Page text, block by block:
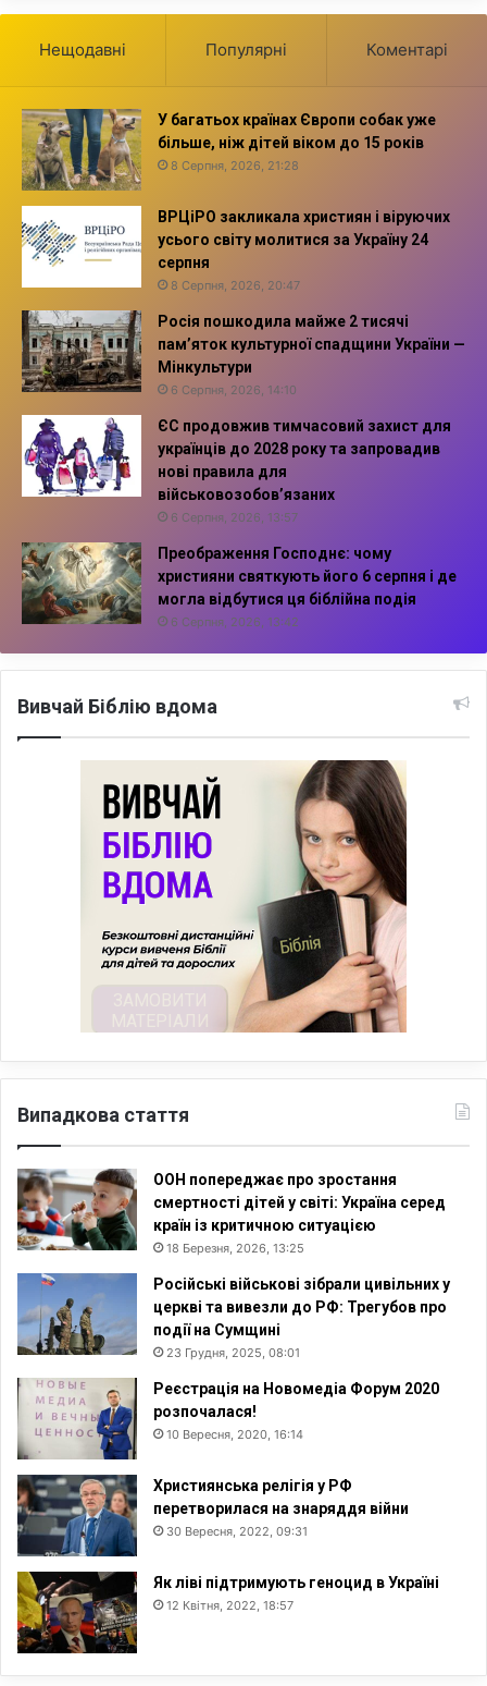
Нещодавні Популярні Коментарі
У багатьох країнах Європи собак уже
більше, ніж дітей віком до 15 років
8 Серпня, 2026, 21:28
ВРЦіРО закликала християн і віруючих
усього світу молитися за Україну 24
серпня
8 Серпня, 2026, 20:47
Росія пошкодила майже 2 тисячі
пам’яток культурної спадщини України —
Мінкультури
6 Серпня, 2026, 14:10
ЄС продовжив тимчасовий захист для
українців до 2028 року та запровадив
нові правила для
військовозобов’язаних
6 Серпня, 2026, 13:57
Преображення Господнє: чому
християни святкують його 6 серпня і де
могла відбутися ця біблійна подія
6 Серпня, 2026, 13:42
Вивчай Біблію вдома
Випадкова стаття
ООН попереджає про зростання
смертності дітей у світі: Україна серед
країн із критичною ситуацією
18 Березня, 2026, 13:25
Російські військові зібрали цивільних у
церкві та вивезли до РФ: Трегубов про
події на Сумщині
23 Грудня, 2025, 08:01
Реєстрація на Новомедіа Форум 2020
розпочалася!
10 Вересня, 2020, 16:14
Християнська релігія у РФ
перетворилася на знаряддя війни
30 Вересня, 2022, 09:31
Як ліві підтримують геноцид в Україні
12 Квітня, 2022, 18:57